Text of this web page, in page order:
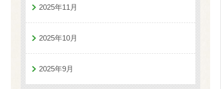
2025年11月
2025年10月
2025年9月